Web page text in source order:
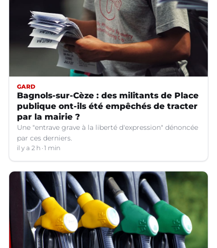
GARD
Bagnols-sur-Cèze : des militants de Place
publique ont-ils été empêchés de tracter
par la mairie ?
Une "entrave grave à la liberté d'expression" dénoncée
par ces derniers.
il y a 2 h 1 min